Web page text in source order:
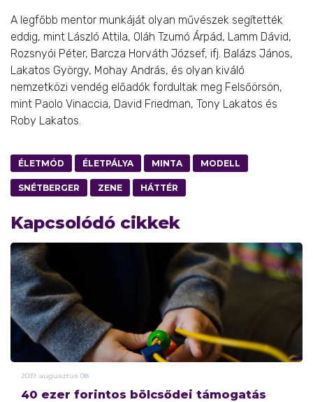
A legfőbb mentor munkáját olyan művészek segítették
eddig, mint László Attila, Oláh Tzumó Árpád, Lamm Dávid,
Rozsnyói Péter, Barcza Horváth József, ifj. Balázs János,
Lakatos György, Mohay András, és olyan kiváló
nemzetközi vendég előadók fordultak meg Felsőörsön,
mint Paolo Vinaccia, David Friedman, Tony Lakatos és
Roby Lakatos.
ÉLETMÓD ÉLETPÁLYA MINTA MODELL
SNÉTBERGER ZENE HÁTTÉR
Kapcsolódó cikkek
2019. augusztus 08.
40 ezer forintos bölcsődei támogatás